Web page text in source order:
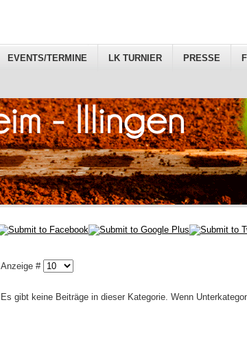
EVENTS/TERMINE LK TURNIER PRESSE
Anzeige #
Es gibt keine Beiträge in dieser Kategorie. Wenn